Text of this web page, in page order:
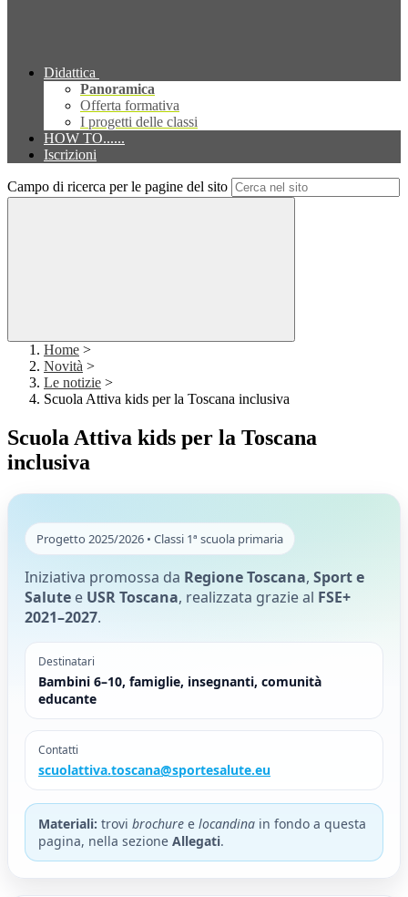
Didattica
Panoramica
Offerta formativa
I progetti delle classi
HOW TO......
Iscrizioni
Campo di ricerca per le pagine del sito
Home >
Novità >
Le notizie >
Scuola Attiva kids per la Toscana inclusiva
Scuola Attiva kids per la Toscana
inclusiva
Progetto 2025/2026 • Classi 1ª scuola primaria
Iniziativa promossa da Regione Toscana, Sport e
Salute e USR Toscana, realizzata grazie al FSE+
2021–2027.
Destinatari
Bambini 6–10, famiglie, insegnanti, comunità
educante
Contatti
scuolattiva.toscana@sportesalute.eu
Materiali: trovi brochure e locandina in fondo a questa
pagina, nella sezione Allegati.